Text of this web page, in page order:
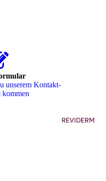
unserem Kon­takt­
kommen